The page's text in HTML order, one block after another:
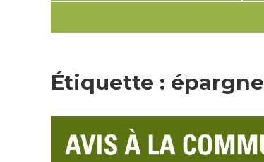
Étiquette : épargne